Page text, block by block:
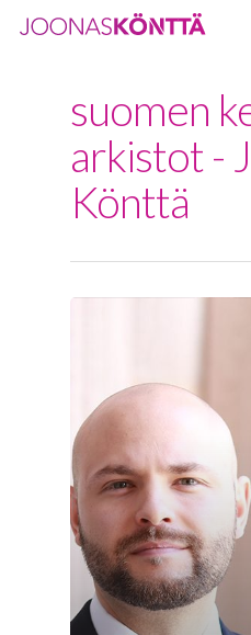
Hit enter to search or
suomen
arkistot -
Könttä